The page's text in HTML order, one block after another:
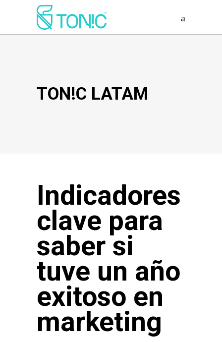
TON!C LATAM
Indicadores
clave para
saber si
tuve un año
exitoso en
marketing